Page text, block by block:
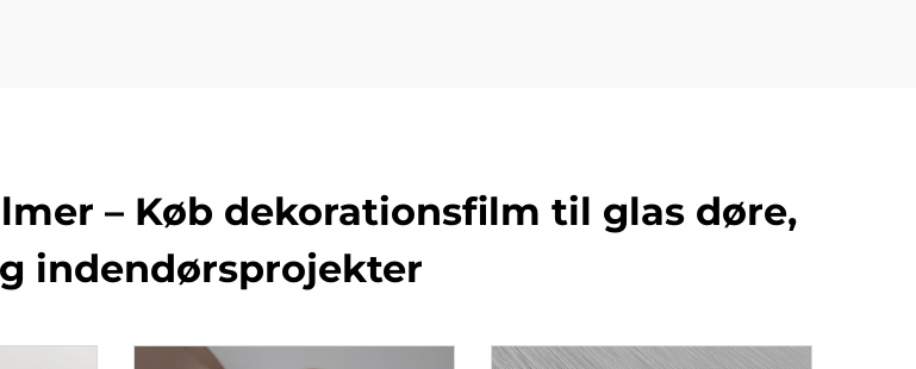
– Køb dekorationsfilm til glas døre,
indendørsprojekter